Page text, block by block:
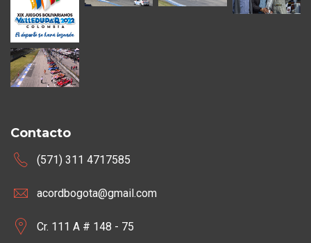
Contacto
(571) 311 4717585
acordbogota@gmail.com
Cr. 111 A # 148 - 75